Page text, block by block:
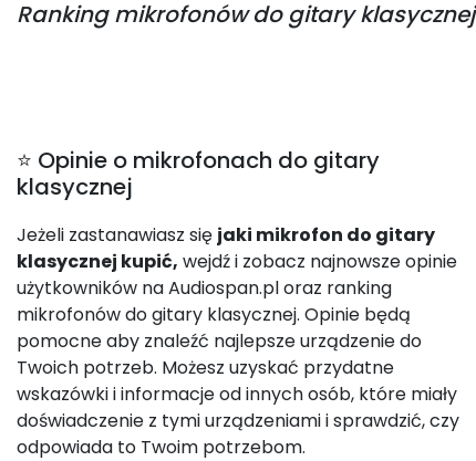
Rankingmikrofonów do gitary klasycznej
⭐ Opinie o mikrofonach do gitary
klasycznej
Jeżeli zastanawiasz się jaki mikrofon do gitary
klasycznej kupić, wejdź i zobacz najnowsze opinie
użytkowników na Audiospan.pl oraz ranking
mikrofonów do gitary klasycznej. Opinie będą
pomocne aby znaleźć najlepsze urządzenie do
Twoich potrzeb. Możesz uzyskać przydatne
wskazówki i informacje od innych osób, które miały
doświadczenie z tymi urządzeniami i sprawdzić, czy
odpowiada to Twoim potrzebom.